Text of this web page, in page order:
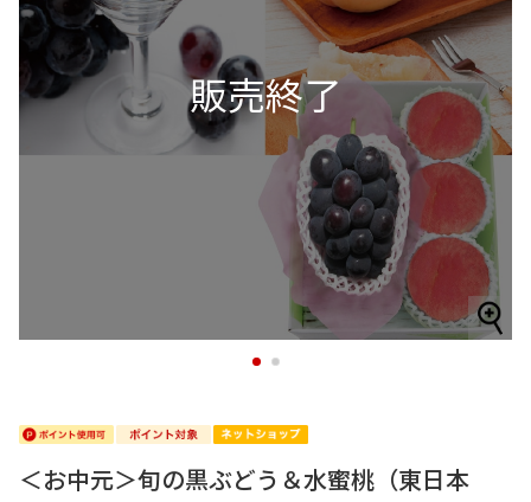
1 2
＜お中元＞旬の黒ぶどう＆水蜜桃（東日本